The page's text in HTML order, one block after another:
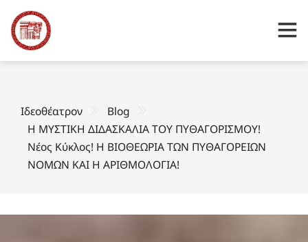
Ιδεοθέατρον
Blog
Η ΜΥΣΤΙΚΗ ΔΙΔΑΣΚΑΛΙΑ ΤΟΥ ΠΥΘΑΓΟΡΙΣΜΟΥ!
Νέος Κύκλος! Η ΒΙΟΘΕΩΡΙΑ ΤΩΝ ΠΥΘΑΓΟΡΕΙΩΝ
ΝΟΜΩΝ ΚΑΙ Η ΑΡΙΘΜΟΛΟΓΙΑ!